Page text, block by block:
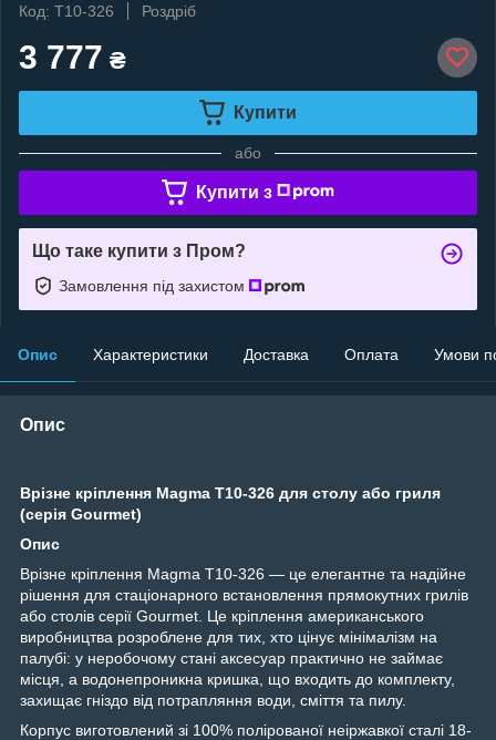
Код: T10-326
Роздріб
3 777 ₴
Купити
або
Купити з
Що таке купити з Пром?
Замовлення під захистом
Опис Характеристики Доставка Оплата Умови
Опис
Врізне кріплення Magma T10-326 для столу або гриля
(серія Gourmet)
Опис
Врізне кріплення Magma T10-326 — це елегантне та надійне
рішення для стаціонарного встановлення прямокутних грилів
або столів серії Gourmet. Це кріплення американського
виробництва розроблене для тих, хто цінує мінімалізм на
палубі: у неробочому стані аксесуар практично не займає
місця, а водонепроникна кришка, що входить до комплекту,
захищає гніздо від потрапляння води, сміття та пилу.
Корпус виготовлений зі 100% полірованої неіржавкої сталі 18-